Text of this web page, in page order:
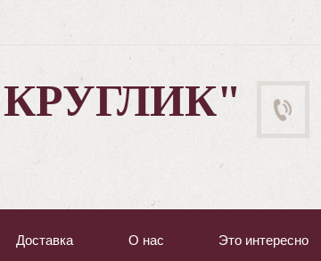
Доставка О нас Это интересно